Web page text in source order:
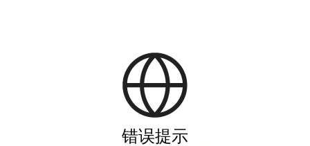
错误提示